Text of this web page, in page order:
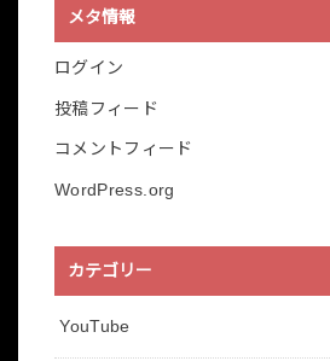
メタ情報
ログイン
投稿フィード
コメントフィード
WordPress.org
カテゴリー
YouTube